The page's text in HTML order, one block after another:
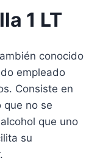
1 LT
conocido
empleado
Consiste en
que no se
que uno
su